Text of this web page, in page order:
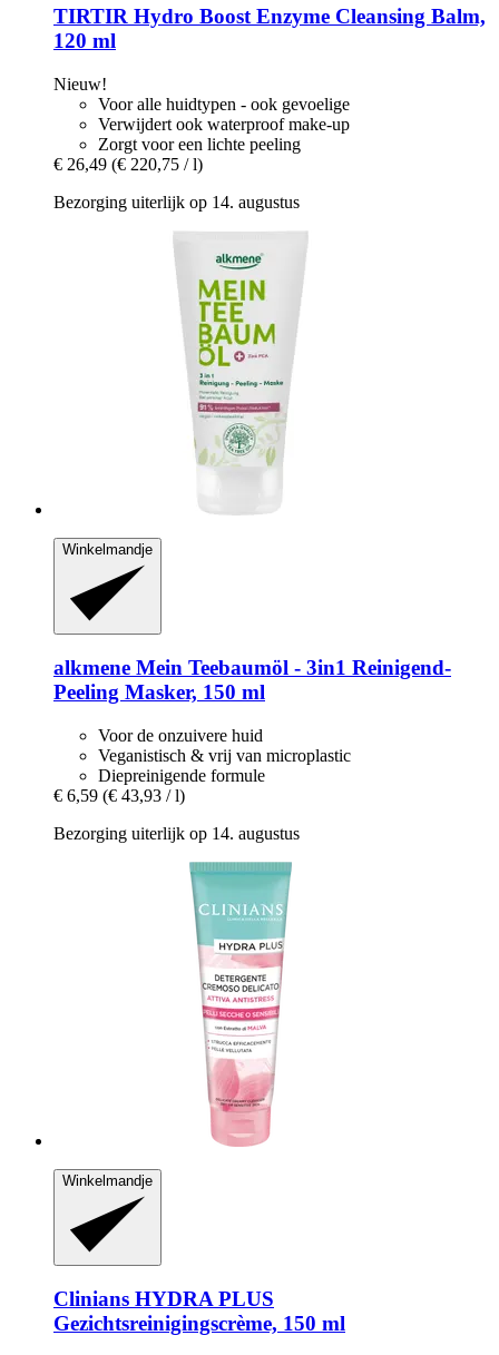
TIRTIR Hydro Boost Enzyme Cleansing Balm,
120 ml
Nieuw!
Voor alle huidtypen - ook gevoelige
Verwijdert ook waterproof make-up
Zorgt voor een lichte peeling
€ 26,49 (€ 220,75 / l)
Bezorging uiterlijk op 14. augustus
Winkelmandje
alkmene Mein Teebaumöl -​ 3in1 Reinigend-​
Peeling Masker, 150 ml
Voor de onzuivere huid
Veganistisch & vrij van microplastic
Diepreinigende formule
€ 6,59 (€ 43,93 / l)
Bezorging uiterlijk op 14. augustus
Winkelmandje
Clinians HYDRA PLUS
Gezichtsreinigingscrème, 150 ml